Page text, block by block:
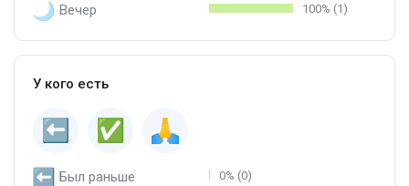
Вечер 100% (1)
У кого есть
Был раньше 0% (0)